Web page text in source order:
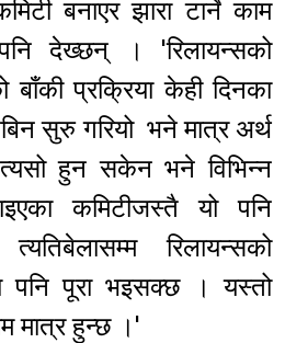
बनाएर झारा टार्ने काम
देख्छन् । 'रिलायन्सको
प्रक्रिया केही दिनका
सुरु गरियो भने मात्र अर्थ
हुन सकेन भने विभिन्न
कमिटीजस्तै यो पनि
रिलायन्सको
पनि पूरा भइसक्छ । यस्तो
मात्र हुन्छ ।'